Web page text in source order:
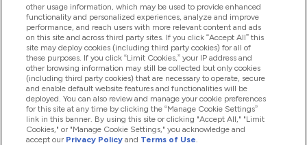
会社概要
特典＆ポイント
2026 The Hut.com Ltd
other usage information, which may be used to provide enhanced
functionality and personalized experiences, analyze and improve
performance, and reach users with more relevant content and ads
on this site and across third party sites. If you click “Accept All” this
site may deploy cookies (including third party cookies) for all of
these purposes. If you click “Limit Cookies,” your IP address and
other browsing information may still be collected but only cookies
(including third party cookies) that are necessary to operate, secure
and enable default website features and functionalities will be
deployed. You can also review and manage your cookie preferences
for this site at any time by clicking the “Manage Cookie Settings”
link in this banner. By using this site or clicking "Accept All," "Limit
Cookies," or "Manage Cookie Settings," you acknowledge and
accept our Privacy Policy and Terms of Use.